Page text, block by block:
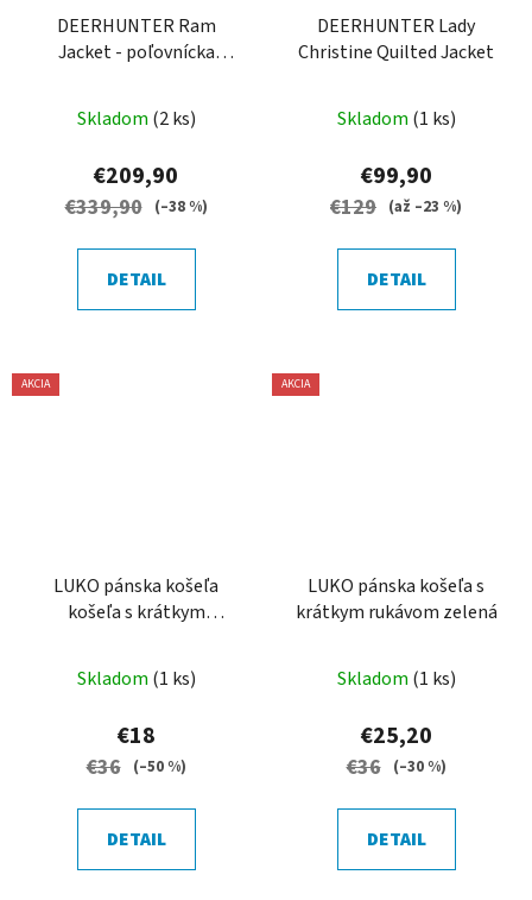
DEERHUNTER Ram
Jacket - poľovnícka
Skladom (2 ks)
€209,90
€339,90 (–38 %)
DETAIL
DEERHUNTER Lady
Christine Quilted Jacket
Skladom (1 ks)
€99,90
€129 (až –23 %)
DETAIL
AKCIA
LUKO pánska košeľa
košeľa s krátkym
Skladom (1 ks)
€18
€36 (–50 %)
DETAIL
AKCIA
LUKO pánska košeľa s
krátkym rukávom zelená
Skladom (1 ks)
€25,20
€36 (–30 %)
DETAIL